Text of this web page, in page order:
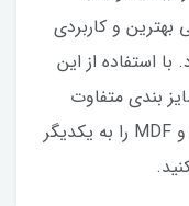
و کاربردی
استفاده از این
بندی متفاوت
می باشد، می توانید دو صفحه چوب و MDF را به یکدیگر